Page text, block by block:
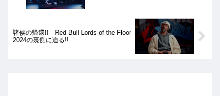
諸侯の帰還!! Red Bull Lords of the Floor
2024の裏側に迫る!!